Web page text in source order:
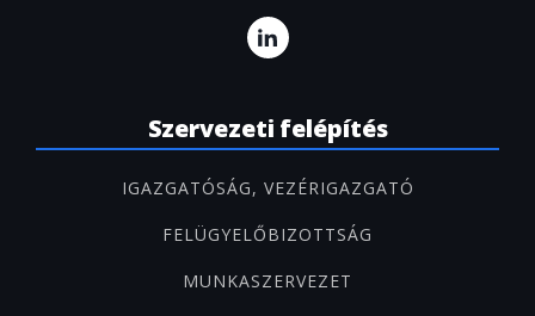
Szervezeti felépítés
IGAZGATÓSÁG, VEZÉRIGAZGATÓ
FELÜGYELŐBIZOTTSÁG
MUNKASZERVEZET